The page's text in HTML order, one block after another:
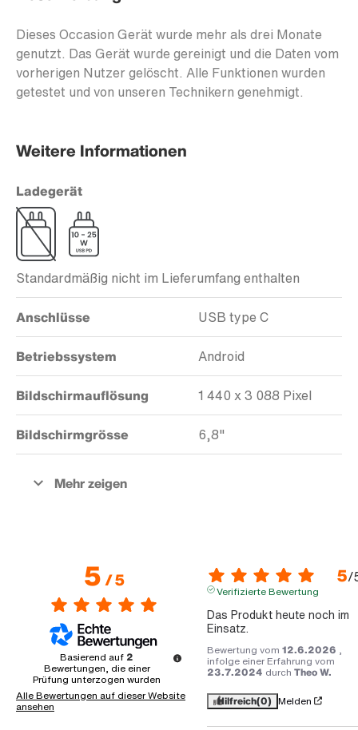
Dieses Occasion Gerät wurde mehr als drei Monate
genutzt. Das Gerät wurde gereinigt und die Daten vom
vorherigen Nutzer gelöscht. Alle Funktionen wurden
getestet und von unseren Technikern genehmigt.
Weitere Informationen
Ladegerät
Standardmäßig nicht im Lieferumfang enthalten
Anschlüsse USB type C
Betriebssystem Android
Bildschirmauflösung 1 440 x 3 088 Pixel
Bildschirmgrösse 6,8"
5/5
Basierend auf 2
Bewertungen, die einer
Prüfung unterzogen wurden
Alle Bewertungen auf dieser Website
ansehen
5/
Verifizierte Bewertung
Das Produkt heute noch im
Einsatz.
Bewertung vom 12.6.2026 ,
infolge einer Erfahrung vom
23.7.2024 durch Theo W.
Hilfreich(0) Melden